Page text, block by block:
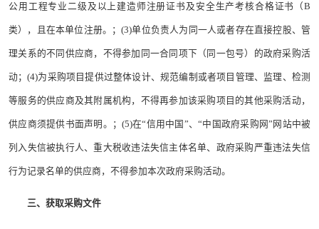
公用工程专业二级及以上建造师注册证书及安全生产考核合格证书（B
类），且在本单位注册。；(3)单位负责人为同一人或者存在直接控股、管
理关系的不同供应商，不得参加同一合同项下（同一包号）的政府采购活
动；(4)为采购项目提供过整体设计、规范编制或者项目管理、监理、检测
等服务的供应商及其附属机构，不得再参加该采购项目的其他采购活动，
供应商须提供书面声明。；(5)在“信用中国”、“中国政府采购网”网站中被
列入失信被执行人、重大税收违法失信主体名单、政府采购严重违法失信
行为记录名单的供应商，不得参加本次政府采购活动。
三、获取采购文件